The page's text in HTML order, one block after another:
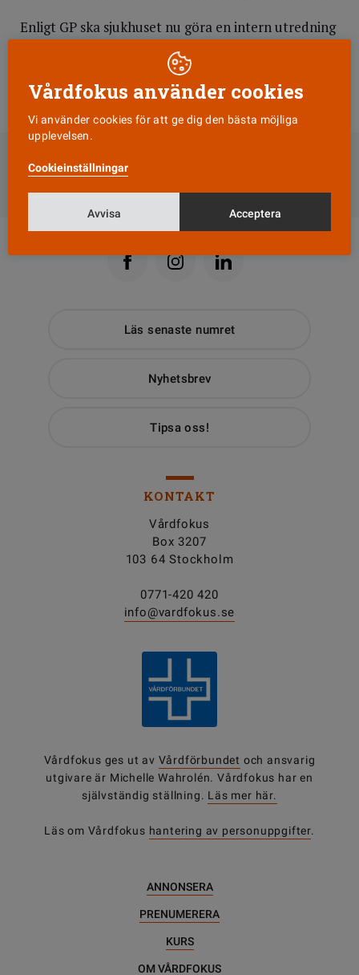
Enligt GP ska sjukhuset nu göra en intern utredning
och en lex Maria-anmälan för att få klarhet i hur
det här kunde hända och om man kan förbättra
rutinerna för att det inte ska kunna ske i framtiden.
DELA
Till Vårdfokus startsida
Läs senaste numret
Nyhetsbrev
Tipsa oss!
KONTAKT
Vårdfokus
Box 3207
103 64 Stockholm
0771-420 420
info@vardfokus.se
Vårdfokus ges ut av Vårdförbundet och ansvarig
utgivare är Michelle Wahrolén. Vårdfokus har en
självständig ställning. Läs mer här.
Läs om Vårdfokus hantering av personuppgifter.
ANNONSERA
PRENUMERERA
KURS
OM VÅRDFOKUS
Vårdfokus använder cookies
Vi använder cookies för att ge dig den bästa möjliga
upplevelsen.
Cookieinställningar
Avvisa Acceptera